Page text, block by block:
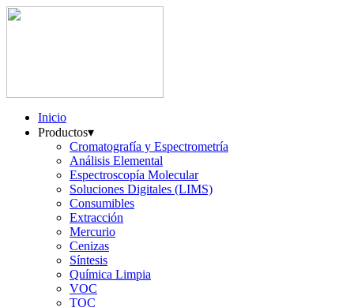
Inicio
Productos▾
Cromatografía y Espectrometría
Análisis Elemental
Espectroscopía Molecular
Soluciones Digitales (LIMS)
Consumibles
Extracción
Mercurio
Cenizas
Síntesis
Química Limpia
VOC
TOC